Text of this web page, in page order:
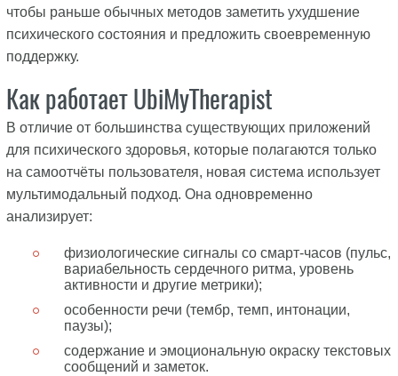
чтобы раньше обычных методов заметить ухудшение
психического состояния и предложить своевременную
поддержку.
Как работает UbiMyTherapist
В отличие от большинства существующих приложений
для психического здоровья, которые полагаются только
на самоотчёты пользователя, новая система использует
мультимодальный подход. Она одновременно
анализирует:
физиологические сигналы со смарт-часов (пульс,
вариабельность сердечного ритма, уровень
активности и другие метрики);
особенности речи (тембр, темп, интонации,
паузы);
содержание и эмоциональную окраску текстовых
сообщений и заметок.